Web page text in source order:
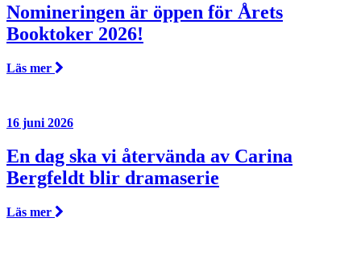
Nomineringen är öppen för Årets
Booktoker 2026!
Läs mer
16 juni 2026
En dag ska vi återvända av Carina
Bergfeldt blir dramaserie
Läs mer